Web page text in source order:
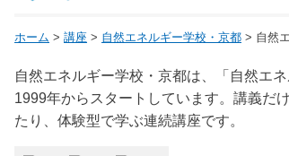
ホーム >講座 > 自然エネルギー学校・京都 > 自然
自然エネルギー学校・京都は、「自然エ
1999年からスタートしています。講義だ
たり、体験型で学ぶ連続講座です。